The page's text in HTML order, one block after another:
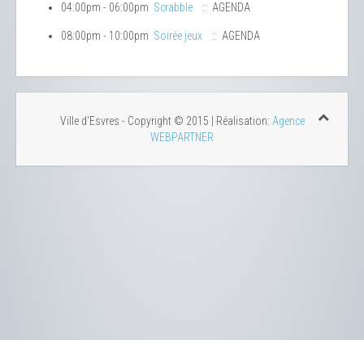
04:00pm - 06:00pm Scrabble :: AGENDA
08:00pm - 10:00pm Soirée jeux :: AGENDA
Ville d'Esvres - Copyright © 2015 | Réalisation: Agence
WEBPARTNER